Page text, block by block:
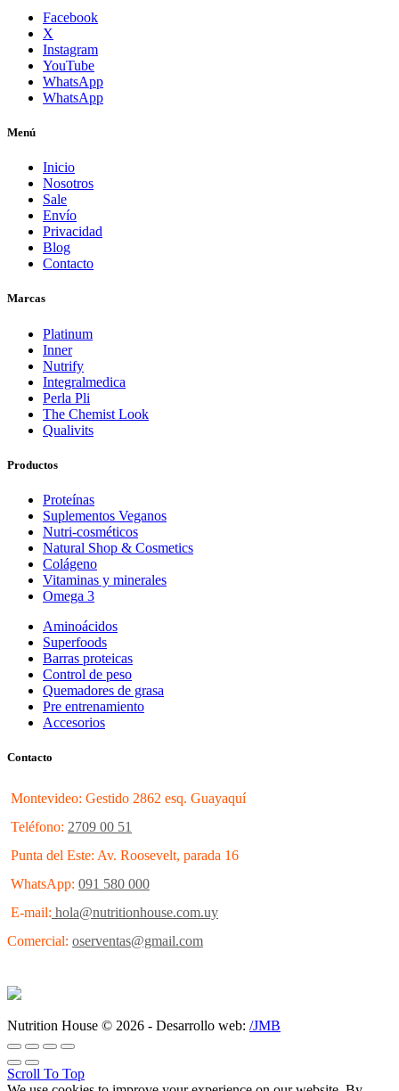
Facebook
X
Instagram
YouTube
WhatsApp
WhatsApp
Menú
Inicio
Nosotros
Sale
Envío
Privacidad
Blog
Contacto
Marcas
Platinum
Inner
Nutrify
Integralmedica
Perla Pli
The Chemist Look
Qualivits
Productos
Proteínas
Suplementos Veganos
Nutri-cosméticos
Natural Shop & Cosmetics
Colágeno
Vitaminas y minerales
Omega 3
Aminoácidos
Superfoods
Barras proteicas
Control de peso
Quemadores de grasa
Pre entrenamiento
Accesorios
Contacto
Montevideo: Gestido 2862 esq. Guayaquí
Teléfono: 2709 00 51
Punta del Este: Av. Roosevelt, parada 16
WhatsApp: 091 580 000
E-mail: hola@nutritionhouse.com.uy
Comercial: oserventas@gmail.com
Nutrition House © 2026 - Desarrollo web: /JMB
Scroll To Top